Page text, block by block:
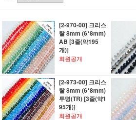
[2-970-00] 크리스
탈 8mm (6*8mm)
AB [3줄(약195
개)]
회원공개
[2-973-00] 크리스
탈 8mm (6*8mm)
투명(TR) [3줄(약1
95개)]
회원공개